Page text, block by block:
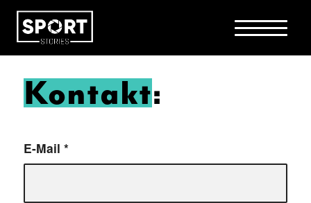
Kontakt:
E-Mail *